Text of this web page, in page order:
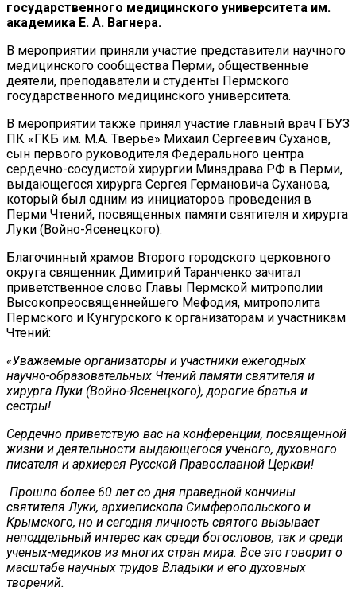
государственного медицинского университета им.
академика Е. А. Вагнера.
В мероприятии приняли участие представители научного
медицинского сообщества Перми, общественные
деятели, преподаватели и студенты Пермского
государственного медицинского университета.
В мероприятии также принял участие главный врач ГБУЗ
ПК «ГКБ им. М.А. Тверье» Михаил Сергеевич Суханов,
сын первого руководителя Федерального центра
сердечно-сосудистой хирургии Минздрава РФ в Перми,
выдающегося хирурга Сергея Германовича Суханова,
который был одним из инициаторов проведения в
Перми Чтений, посвященных памяти святителя и хирурга
Луки (Войно-Ясенецкого).
Благочинный храмов Второго городского церковного
округа священник Димитрий Таранченко зачитал
приветственное слово Главы Пермской митрополии
Высокопреосвященнейшего Мефодия, митрополита
Пермского и Кунгурского к организаторам и участникам
Чтений:
«Уважаемые организаторы и участники ежегодных
научно-образовательных Чтений памяти святителя и
хирурга Луки (Войно-Ясенецкого), дорогие братья и
сестры!
Сердечно приветствую вас на конференции, посвященной
жизни и деятельности выдающегося ученого, духовного
писателя и архиерея Русской Православной Церкви!
Прошло более 60 лет со дня праведной кончины
святителя Луки, архиепископа Симферопольского и
Крымского, но и сегодня личность святого вызывает
неподдельный интерес как среди богословов, так и среди
ученых-медиков из многих стран мира. Все это говорит о
масштабе научных трудов Владыки и его духовных
творений.